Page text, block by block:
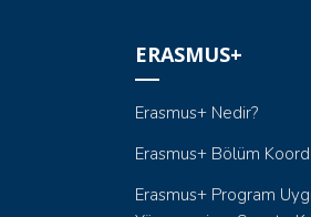
ERASMUS+
Erasmus+ Nedir?
Erasmus+ Bölüm
Erasmus+ Program